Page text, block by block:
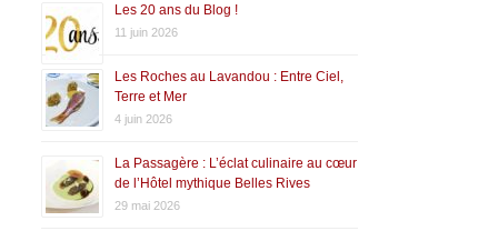
Les 20 ans du Blog !
11 juin 2026
Les Roches au Lavandou : Entre Ciel,
Terre et Mer
4 juin 2026
La Passagère : L’éclat culinaire au cœur
de l’Hôtel mythique Belles Rives
29 mai 2026